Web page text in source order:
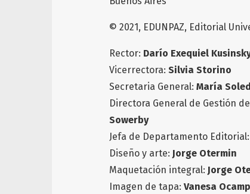
© 2021, EDUNPAZ, Editorial
Rector: Darío Exequiel
Vicerrectora: Silvia Storino
Secretaria General: María
Directora General de Gestión
Sowerby
Jefa de Departamento Editorial:
Diseño y arte: Jorge Otermin
Maquetación integral: Jorge
Imagen de tapa: Vanesa